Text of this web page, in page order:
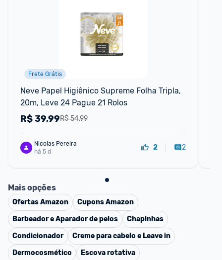
Frete Grátis
Neve Papel Higiênico Supreme Folha Tripla,
20m, Leve 24 Pague 21 Rolos
R$ 54,99
R$39,99
Nicolas Pereira
há 5 d
2 2
Mais opções
OfertasAmazon CuponsAmazon
Barbeador e Aparador de pelos
Chapinhas
Condicionador
Creme para cabelo e Leave in
Dermocosmético
Escova rotativa